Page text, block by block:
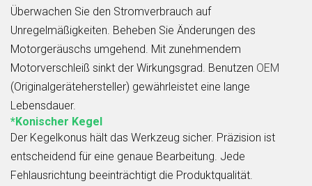
Überwachen Sie den Stromverbrauch auf
Unregelmäßigkeiten. Beheben Sie Änderungen des
Motorgeräuschs umgehend. Mit zunehmendem
Motorverschleiß sinkt der Wirkungsgrad. Benutzen OEM
(Originalgerätehersteller) gewährleistet eine lange
Lebensdauer.
*Konischer Kegel
Der Kegelkonus hält das Werkzeug sicher. Präzision ist
entscheidend für eine genaue Bearbeitung. Jede
Fehlausrichtung beeinträchtigt die Produktqualität.